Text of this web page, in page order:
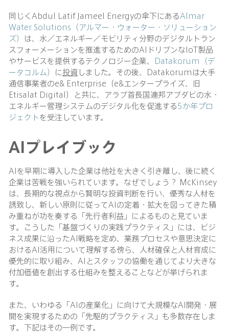
同じくAbdul Latif Jameel Energyの傘下にあるAlmar
Water Solutions（アルマー・ウォーター・ソリューション
ズ） は、水／エネルギー／モビリティ分野のデジタルトラン
スフォーメーションを推進するためのAIドリブンなIoT製品
やサービスを提供するテクノロジー企業、 Datakorum（デ
ータコルム） に投資しました。その後、Datakorumは大手
通信事業者のe& Enterprise（e&エンタープライズ、旧
Etisalat Digital）と共に、アラブ首長国連邦アブダビの水・
エネルギー管理システムのデジタル化を促進する5か年プロ
ジェクトを受注しています。
AIプレイブック
AIを早期に導入した企業は他社を大きく引き離し、後に続く
企業は苦戦を強いられています。なぜでしょう？ McKinsey
は、長期的な視点から賢明な投資判断を行い、優秀な人材を
誘致し、新しい原則に従ってAIの定着・拡大を図ってきた積
み重ねが功を奏する「先行者利益」によるものと見ていま
す。こうした「基盤づくりの実践プラクティス」には、ビジ
ネス成果に沿ったAI戦略を定め、業務プロセスや意思決定に
おけるAI活用について理解する傍ら、人材確保と人材育成に
優先的に取り組み、AIとスタッフの協働を通じてより大きな
付加価値を創出する仕組みを整えることなどが挙げられま
す。
また、いわゆる「AIの産業化」に向けて大規模なAI開発・展
開を実現するための「先駆的プラクティス」も多数存在しま
す。下記はその一例です。